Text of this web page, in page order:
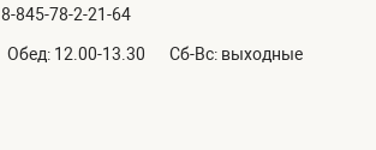
8-845-78-2-21-64
Обед: 12.00-13.30 Сб-Вс: выходные